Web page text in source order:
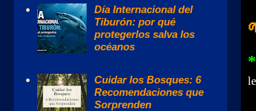
*
Día Internacional del
Tiburón: por qué
protegerlos salva los
océanos
Cuidar los Bosques: 6
Recomendaciones que
Sorprenden